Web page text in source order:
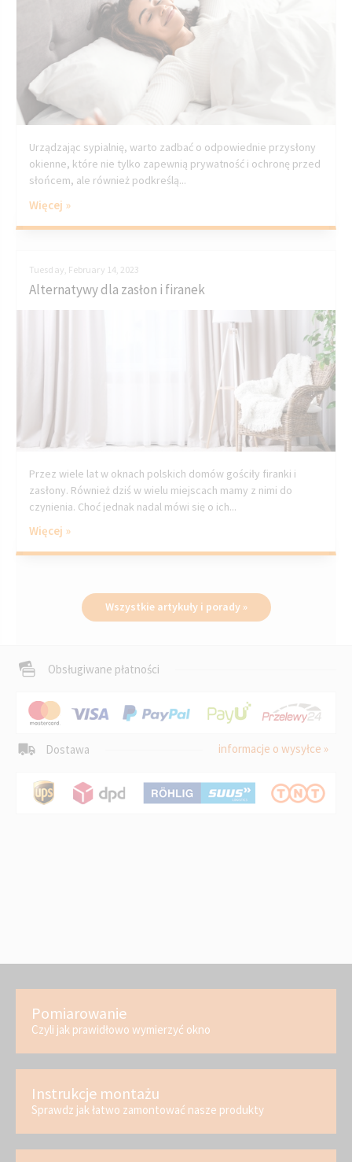
Urządzając sypialnię, warto zadbać o odpowiednie przysłony
okienne, które nie tylko zapewnią prywatność i ochronę przed
słońcem, ale również podkreślą...
Więcej »
Tuesday, February 14, 2023
Alternatywy dla zasłon i firanek
Przez wiele lat w oknach polskich domów gościły firanki i
zasłony. Również dziś w wielu miejscach mamy z nimi do
czynienia. Choć jednak nadal mówi się o ich...
Więcej »
Wszystkie artykuły i porady »
Obsługiwane płatności
Dostawa informacje o wysyłce »
Pomiarowanie
Czyli jak prawidłowo wymierzyć okno
Instrukcje montażu
Sprawdz jak łatwo zamontować nasze produkty